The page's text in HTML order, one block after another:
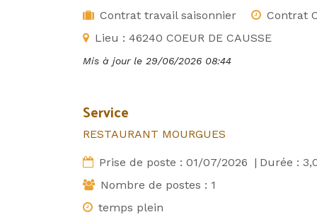
Contrat travail saisonnier
Contrat
Lieu : 46240 COEUR DE CAUSSE
Mis à jour le 29/06/2026 08:44
Service
RESTAURANT MOURGUES
Prise de poste : 01/07/2026 | Durée :
Nombre de postes : 1
temps plein